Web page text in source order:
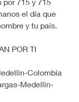
el día que
y tu país.
POR TI
Colombia
Medellin-